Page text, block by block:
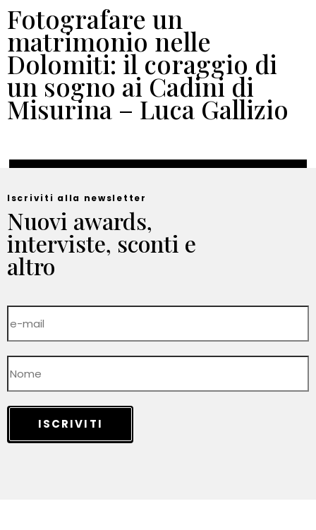
Fotografare un
matrimonio nelle
Dolomiti: il coraggio di
un sogno ai Cadini di
Misurina – Luca Gallizio
Iscriviti alla newsletter
Nuovi awards,
interviste, sconti e
altro
ISCRIVITI